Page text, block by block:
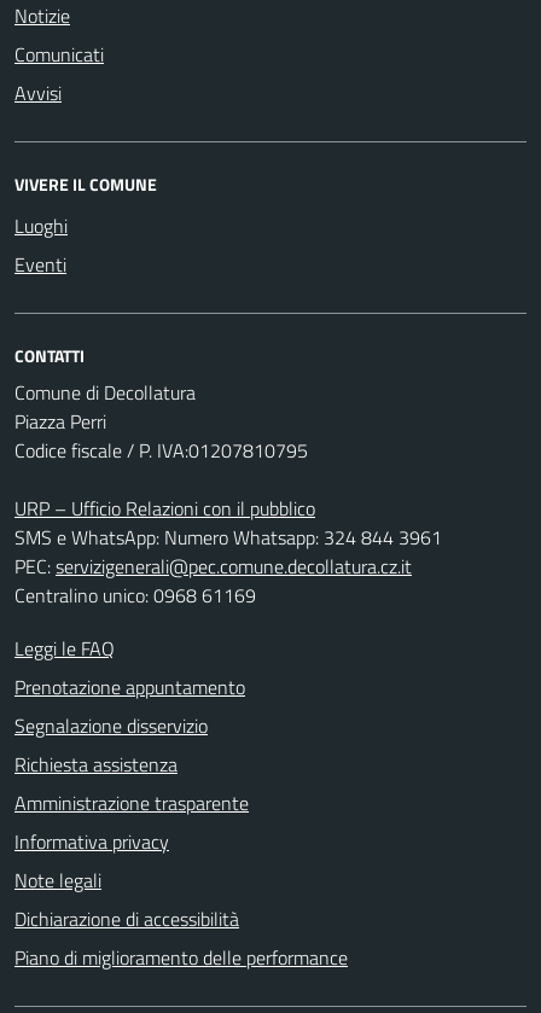
Notizie
Comunicati
Avvisi
VIVERE IL COMUNE
Luoghi
Eventi
CONTATTI
Comune di Decollatura
Piazza Perri
Codice fiscale / P. IVA:01207810795
URP – Ufficio Relazioni con il pubblico
SMS e WhatsApp: Numero Whatsapp: 324 844 3961
PEC:servizigenerali@pec.comune.decollatura.cz.it
Centralino unico: 0968 61169
Leggi le FAQ
Prenotazione appuntamento
Segnalazione disservizio
Richiesta assistenza
Amministrazione trasparente
Informativa privacy
Note legali
Dichiarazione di accessibilità
Piano di miglioramento delle performance